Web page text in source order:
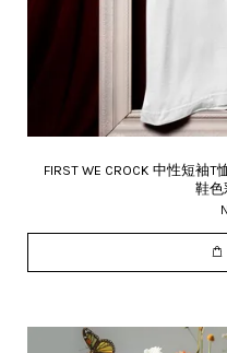
FIRST WE CROCK 中性短袖
鞋色